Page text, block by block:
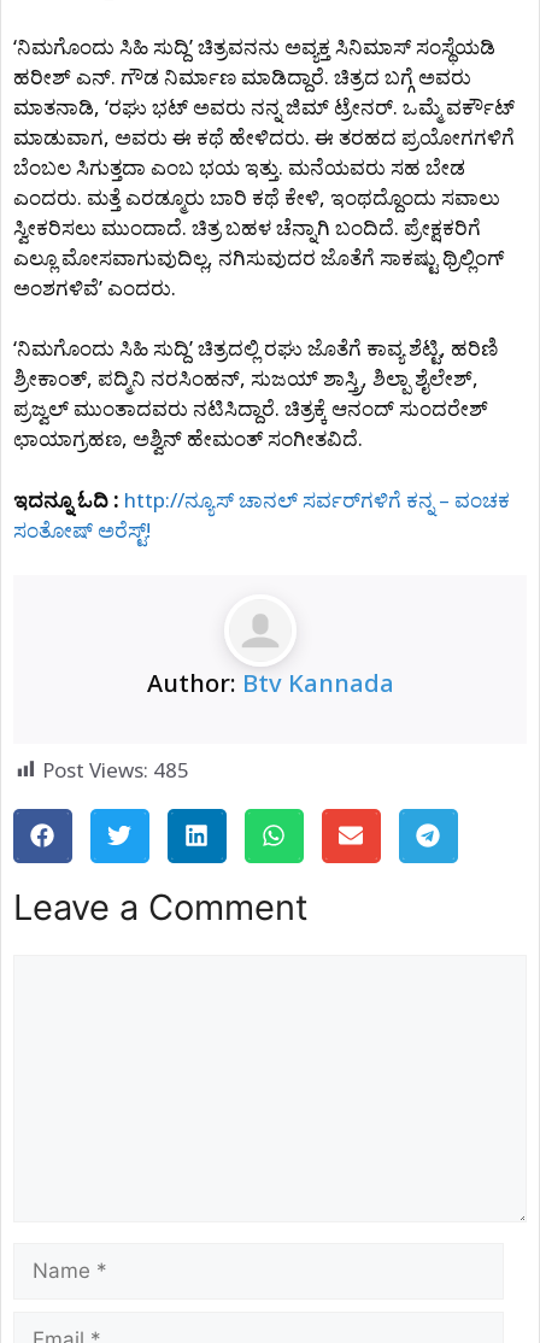
‘ನಿಮಗೊಂದು ಸಿಹಿ ಸುದ್ದಿ’ ಚಿತ್ರವನನು ಅವ್ಯಕ್ತ ಸಿನಿಮಾಸ್ ಸಂಸ್ಥೆಯಡಿ
ಹರೀಶ್ ಎನ್. ಗೌಡ ನಿರ್ಮಾಣ ಮಾಡಿದ್ದಾರೆ. ಚಿತ್ರದ ಬಗ್ಗೆ ಅವರು
ಮಾತನಾಡಿ, ‘ರಘು ಭಟ್‍ ಅವರು ನನ್ನ ಜಿಮ್‍ ಟ್ರೇನರ್. ಒಮ್ಮೆ ವರ್ಕೌಟ್
ಮಾಡುವಾಗ, ಅವರು ಈ ಕಥೆ ಹೇಳಿದರು. ಈ ತರಹದ ಪ್ರಯೋಗಗಳಿಗೆ
ಬೆಂಬಲ ಸಿಗುತ್ತದಾ ಎಂಬ ಭಯ ಇತ್ತು. ಮನೆಯವರು ಸಹ ಬೇಡ
ಎಂದರು. ಮತ್ತೆ ಎರಡ್ಮೂರು ಬಾರಿ ಕಥೆ ಕೇಳಿ, ಇಂಥದ್ದೊಂದು ಸವಾಲು
ಸ್ವೀಕರಿಸಲು ಮುಂದಾದೆ. ಚಿತ್ರ ಬಹಳ ಚೆನ್ನಾಗಿ ಬಂದಿದೆ. ಪ್ರೇಕ್ಷಕರಿಗೆ
ಎಲ್ಲೂ ಮೋಸವಾಗುವುದಿಲ್ಲ, ನಗಿಸುವುದರ ಜೊತೆಗೆ ಸಾಕಷ್ಟು ಥ್ರಿಲ್ಲಿಂಗ್‍
ಅಂಶಗಳಿವೆ’ ಎಂದರು.
‘ನಿಮಗೊಂದು ಸಿಹಿ ಸುದ್ದಿ’ ಚಿತ್ರದಲ್ಲಿ ರಘು ಜೊತೆಗೆ ಕಾವ್ಯ ಶೆಟ್ಟಿ, ಹರಿಣಿ
ಶ್ರೀಕಾಂತ್, ಪದ್ಮಿನಿ ನರಸಿಂಹನ್, ಸುಜಯ್ ಶಾಸ್ತ್ರಿ, ಶಿಲ್ಪಾ ಶೈಲೇಶ್,
ಪ್ರಜ್ವಲ್ ಮುಂತಾದವರು ನಟಿಸಿದ್ದಾರೆ. ಚಿತ್ರಕ್ಕೆ ಆನಂದ್ ಸುಂದರೇಶ್‍
ಛಾಯಾಗ್ರಹಣ, ಅಶ್ವಿನ್‍ ಹೇಮಂತ್‍ ಸಂಗೀತವಿದೆ.
ಇದನ್ನೂ ಓದಿ : http://ನ್ಯೂಸ್ ಚಾನಲ್ ಸರ್ವರ್​ಗಳಿಗೆ ಕನ್ನ – ವಂಚಕ
ಸಂತೋಷ್ ಅರೆಸ್ಟ್!
Author: Btv Kannada
Post Views: 485
Leave a Comment